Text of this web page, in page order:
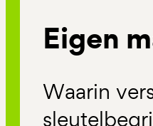
Eigen
Waarin